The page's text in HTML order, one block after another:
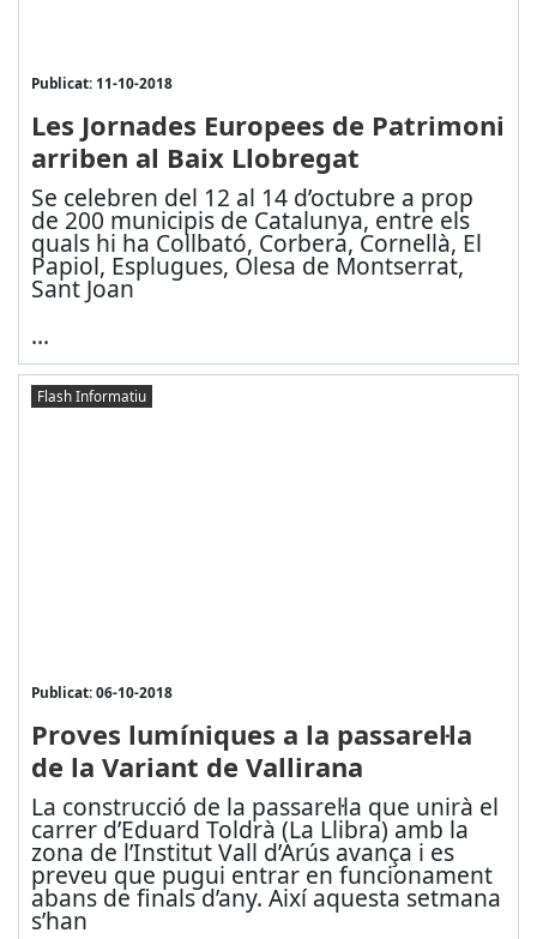
Publicat: 11-10-2018
Les Jornades Europees de Patrimoni
arriben al Baix Llobregat
Se celebren del 12 al 14 d’octubre a prop
de 200 municipis de Catalunya, entre els
quals hi ha Collbató, Corbera, Cornellà, El
Papiol, Esplugues, Olesa de Montserrat,
Sant Joan
...
Flash Informatiu
Publicat: 06-10-2018
Proves lumíniques a la passarel·la
de la Variant de Vallirana
La construcció de la passarel·la que unirà el
carrer d’Eduard Toldrà (La Llibra) amb la
zona de l’Institut Vall d’Arús avança i es
preveu que pugui entrar en funcionament
abans de finals d’any. Així aquesta setmana
s’han